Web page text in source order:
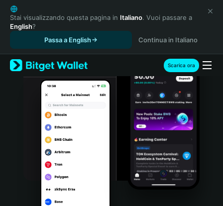
English
日本語
Tiếng Việt
Español (Latinoamérica)
Türkçe
Italiano
Português (Portugal)
Bahasa Indonesia
Stai visualizzando questa pagina in Italiano. Vuoi passare a
English?
Passa a English
Continua in Italiano
Scarica ora